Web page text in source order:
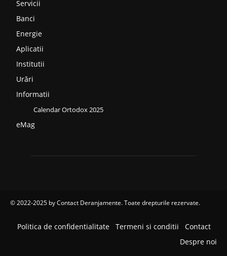
Servicii
Banci
Energie
Aplicatii
Institutii
Urări
Informatii
Calendar Ortodox 2025
eMag
© 2022-2025 byContact Deranjamente. Toate drepturile rezervate.
Politica de confidentialitate Termeni si conditii
Contact
Despre noi